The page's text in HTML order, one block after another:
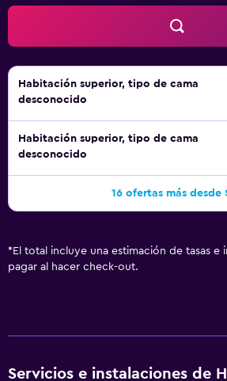
Habitación superior, tipo de cama
desconocido
Habitación superior, tipo de cama
desconocido
16 ofertas más desde
* El total incluye una estimación de tasas e
pagar al hacer check-out.
Servicios e instalaciones de